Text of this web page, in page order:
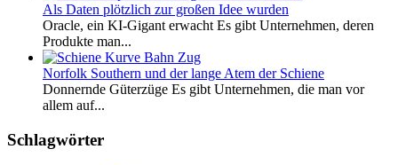
Als Daten plötzlich zur großen Idee wurden
Oracle, ein KI-Gigant erwacht Es gibt Unternehmen, deren
Produkte man...
Norfolk Southern und der lange Atem der Schiene
Donnernde Güterzüge Es gibt Unternehmen, die man vor
allem auf...
Schlagwörter